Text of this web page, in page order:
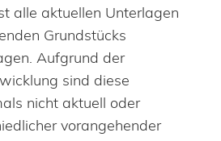
alle aktuellen Unterlagen
Grundstücks
Aufgrund der
sind diese
nicht aktuell oder
vorangehender